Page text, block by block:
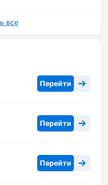
все
Перейти
Перейти
Перейти